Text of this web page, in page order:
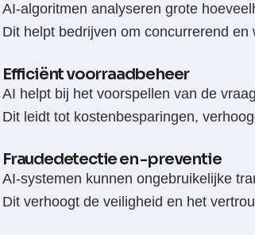
AI-algoritmen analyseren grote
Dit helpt bedrijven om concurrerend
Efficiënt voorraadbeheer
AI helpt bij het voorspellen van de
Dit leidt tot kostenbesparingen,
Fraudedetectie en -preventie
AI-systemen kunnen ongebruikelijke
Dit verhoogt de veiligheid en het